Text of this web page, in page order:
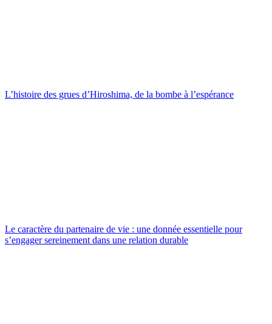
L’histoire des grues d’Hiroshima, de la bombe à l’espérance
Le caractère du partenaire de vie : une donnée essentielle pour
s’engager sereinement dans une relation durable